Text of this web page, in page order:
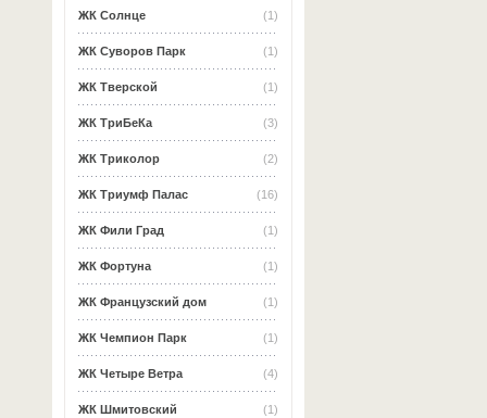
(1)
ЖК Солнце
(1)
ЖК Суворов Парк
(1)
ЖК Тверской
(3)
ЖК ТриБеКа
(2)
ЖК Триколор
(16)
ЖК Триумф Палас
(1)
ЖК Фили Град
(1)
ЖК Фортуна
(1)
ЖК Французский дом
(1)
ЖК Чемпион Парк
(4)
ЖК Четыре Ветра
(1)
ЖК Шмитовский